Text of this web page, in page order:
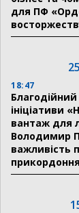
для ПФ
18:47
ініціативи
вантаж для
Володимир
важливість
прикордоння